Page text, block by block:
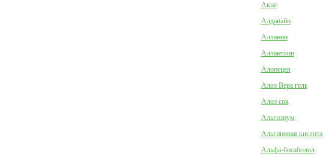
Акне
Алдавайн
Алланин
Аллантоин
Алопецея
Алоэ Вера гель
Алоэ сок
Альгизиум
Альгиновая кислота
Альфа-бисаболол